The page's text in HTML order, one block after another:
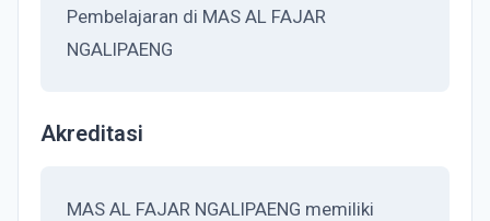
Pembelajaran di MAS AL FAJAR
NGALIPAENG
Akreditasi
MAS AL FAJAR NGALIPAENG memiliki